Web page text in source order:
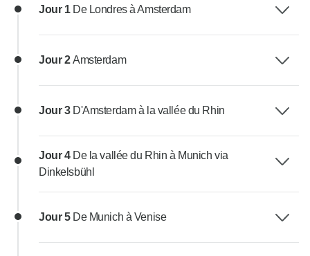
Jour 1 De Londres à Amsterdam
Jour 2Amsterdam
Jour 3 D'Amsterdam à la vallée du Rhin
Jour 4 De la vallée du Rhin à Munich via
Dinkelsbühl
Jour 5 De Munich à Venise